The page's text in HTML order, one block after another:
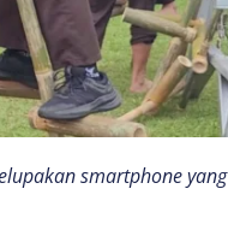
smartphone yang